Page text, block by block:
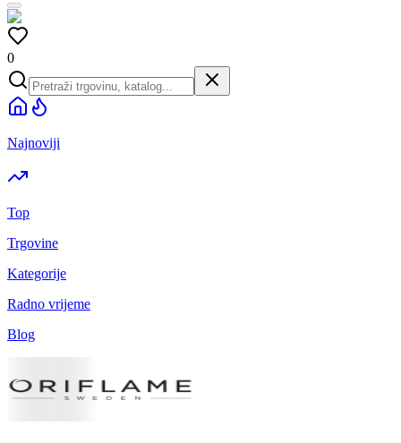
0
Najnoviji
Top
Trgovine
Kategorije
Radno vrijeme
Blog